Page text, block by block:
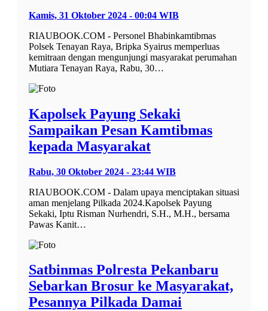
Kamis, 31 Oktober 2024 - 00:04 WIB
RIAUBOOK.COM - Personel Bhabinkamtibmas
Polsek Tenayan Raya, Bripka Syairus memperluas
kemitraan dengan mengunjungi masyarakat perumahan
Mutiara Tenayan Raya, Rabu, 30…
Kapolsek Payung Sekaki
Sampaikan Pesan Kamtibmas
kepada Masyarakat
Rabu, 30 Oktober 2024 - 23:44 WIB
RIAUBOOK.COM - Dalam upaya menciptakan situasi
aman menjelang Pilkada 2024.Kapolsek Payung
Sekaki, Iptu Risman Nurhendri, S.H., M.H., bersama
Pawas Kanit…
Satbinmas Polresta Pekanbaru
Sebarkan Brosur ke Masyarakat,
Pesannya Pilkada Damai